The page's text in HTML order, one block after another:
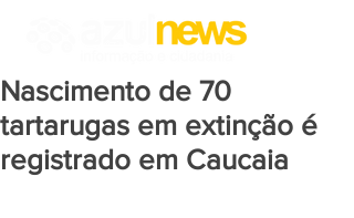
Nascimento de 70
tartarugas em extinção é
registrado em Caucaia